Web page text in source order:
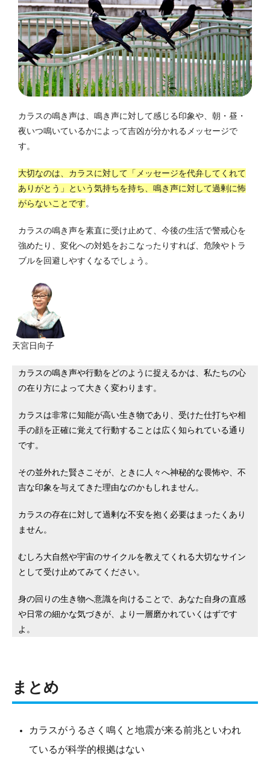
カラスの鳴き声は、鳴き声に対して感じる印象や、朝・昼・
夜いつ鳴いているかによって吉凶が分かれるメッセージで
す。
大切なのは、カラスに対して「メッセージを代弁してくれて
ありがとう」という気持ちを持ち、鳴き声に対して過剰に怖
がらないことです。
カラスの鳴き声を素直に受け止めて、今後の生活で警戒心を
強めたり、変化への対処をおこなったりすれば、危険やトラ
ブルを回避しやすくなるでしょう。
天宮日向子
カラスの鳴き声や行動をどのように捉えるかは、私たちの心
の在り方によって大きく変わります。
カラスは非常に知能が高い生き物であり、受けた仕打ちや相
手の顔を正確に覚えて行動することは広く知られている通り
です。
その並外れた賢さこそが、ときに人々へ神秘的な畏怖や、不
吉な印象を与えてきた理由なのかもしれません。
カラスの存在に対して過剰な不安を抱く必要はまったくあり
ません。
むしろ大自然や宇宙のサイクルを教えてくれる大切なサイン
として受け止めてみてください。
身の回りの生き物へ意識を向けることで、あなた自身の直感
や日常の細かな気づきが、より一層磨かれていくはずです
よ。
まとめ
カラスがうるさく鳴くと地震が来る前兆といわれ
ているが科学的根拠はない